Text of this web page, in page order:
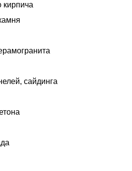
кирпича
сайдинга